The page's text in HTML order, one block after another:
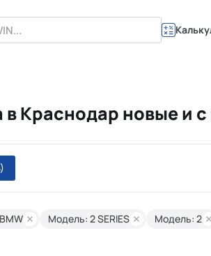
в Краснодар новые и
Модель: 2 SERIES Модель: 2